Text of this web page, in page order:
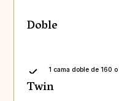
Doble
1 cama doble de 160 o
Twin